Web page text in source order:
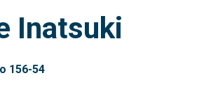
Inatsuki
156-54